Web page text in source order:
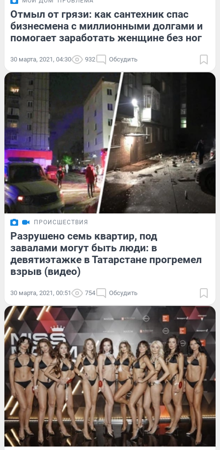
Отмыл от грязи: как сантехник спас
бизнесмена с миллионными долгами и
помогает заработать женщине без ног
30 марта, 2021, 04:30 932 Обсудить
ПРОИСШЕСТВИЯ
Разрушено семь квартир, под
завалами могут быть люди: в
девятиэтажке в Татарстане прогремел
взрыв (видео)
30 марта, 2021, 00:51 754 Обсудить